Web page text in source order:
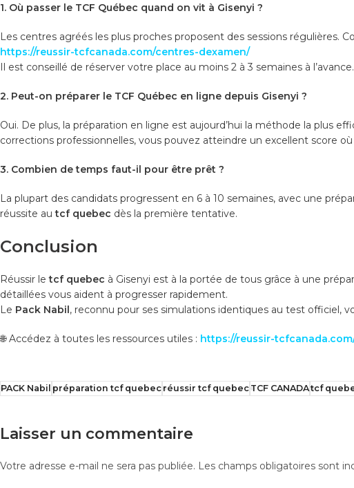
1. Où passer le TCF Québec quand on vit à Gisenyi ?
Les centres agréés les plus proches proposent des sessions régulières.
https://reussir-tcfcanada.com/centres-dexamen/
Il est conseillé de réserver votre place au moins 2 à 3 semaines à l’avance.
2. Peut-on préparer le TCF Québec en ligne depuis Gisenyi ?
Oui. De plus, la préparation en ligne est aujourd’hui la méthode la plus
corrections professionnelles, vous pouvez atteindre un excellent score
3. Combien de temps faut-il pour être prêt ?
La plupart des candidats progressent en 6 à 10 semaines, avec une
réussite autcf quebec dès la première tentative.
Conclusion
Réussir letcf quebec à Gisenyi est à la portée de tous grâce à une
détaillées vous aident à progresser rapidement.
Le Pack Nabil, reconnu pour ses simulations identiques au test officiel,
🌐 Accédez à toutes les ressources utiles : https://reussir-
PACK Nabil préparation tcf quebecréussir tcf quebecTCF CANADAtcf
Laisser un commentaire
Votre adresse e-mail ne sera pas publiée. Les champs obligatoires sont